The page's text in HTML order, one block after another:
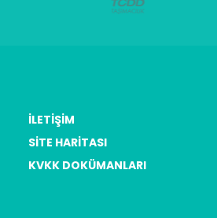
İLETIŞIM
SITE HARITASI
KVKK DOKÜMANLARI